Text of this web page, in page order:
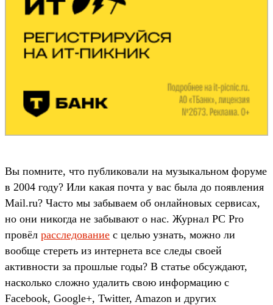
Вы помните, что публиковали на музыкальном форуме
в 2004 году? Или какая почта у вас была до появления
Mail.ru? Часто мы забываем об онлайновых сервисах,
но они никогда не забывают о нас. Журнал PC Pro
провёл расследование с целью узнать, можно ли
вообще стереть из интернета все следы своей
активности за прошлые годы? В статье обсуждают,
насколько сложно удалить свою информацию с
Facebook, Google+, Twitter, Amazon и других